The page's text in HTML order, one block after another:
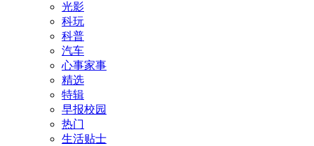
光影
科玩
科普
汽车
心事家事
精选
特辑
早报校园
热门
生活贴士